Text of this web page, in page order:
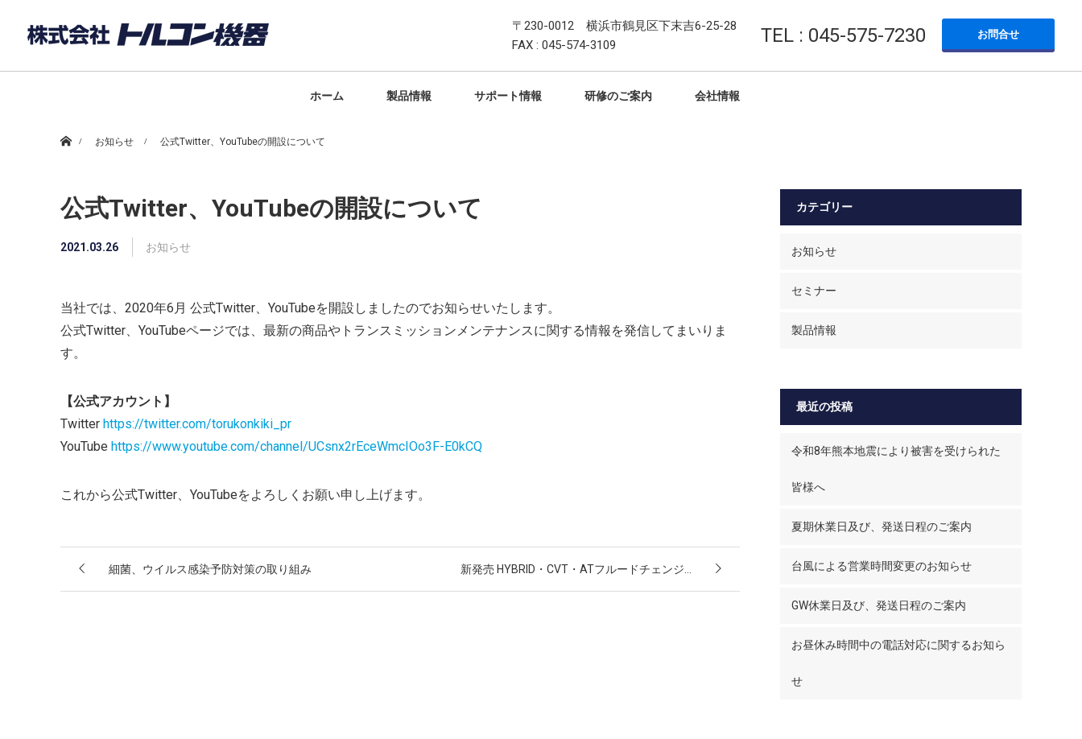
〒230-0012 横浜市鶴見区下末吉6-25-28
FAX : 045-574-3109
TEL : 045-575-7230 お問合せ
ホーム 製品情報 サポート情報 研修のご案内 会社情報
お知らせ
公式Twitter、YouTubeの開設について
公式Twitter、YouTubeの開設について
2021.03.26 お知らせ
当社では、2020年6月 公式Twitter、YouTubeを開設しましたのでお知らせいたします。
公式Twitter、YouTubeページでは、最新の商品やトランスミッションメンテナンスに関する情報を発信してまいりま
す。
【公式アカウント】
Twitter https://twitter.com/torukonkiki_pr
YouTube https://www.youtube.com/channel/UCsnx2rEceWmcIOo3F-E0kCQ
これから公式Twitter、YouTubeをよろしくお願い申し上げます。
細菌、ウイルス感染予防対策の取り組み 新発売 HYBRID・CVT・ATフルードチェンジ…
カテゴリー
お知らせ
セミナー
製品情報
最近の投稿
令和8年熊本地震により被害を受けられた
皆様へ
夏期休業日及び、発送日程のご案内
台風による営業時間変更のお知らせ
GW休業日及び、発送日程のご案内
お昼休み時間中の電話対応に関するお知ら
せ